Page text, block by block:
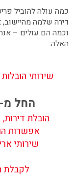
כמה עולה להוביל
דירה שלמה מהיישוב,
וכמה הם עולים –
האלה.
שירותי
החל מ-250 ש"ח
הובלת
אפשרות
שירותי
לקבלת